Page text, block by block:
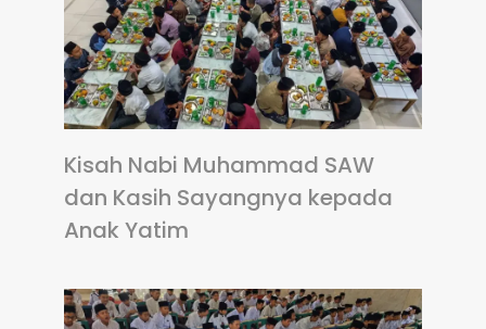
Kisah Nabi Muhammad SAW
dan Kasih Sayangnya kepada
Anak Yatim